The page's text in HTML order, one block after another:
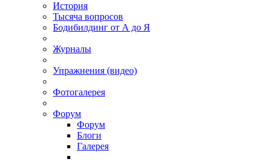
История
Тысяча вопросов
Бодибилдинг от А до Я
Журналы
Упражнения (видео)
Фотогалерея
Форум
Форум
Блоги
Галерея